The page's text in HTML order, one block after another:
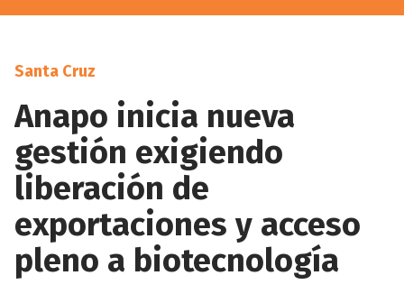
Santa Cruz
Anapo inicia nueva
gestión exigiendo
liberación de
exportaciones y acceso
pleno a biotecnología